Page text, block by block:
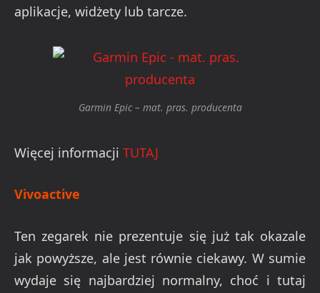
aplikacje, widżety lub tarcze.
Garmin Epic – mat. pras. producenta
Więcej informacji TUTAJ
Vivoactive
Ten zegarek nie prezentuje się już tak okazale
jak powyższe, ale jest równie ciekawy. W sumie
wydaje się najbardziej normalny, choć i tutaj